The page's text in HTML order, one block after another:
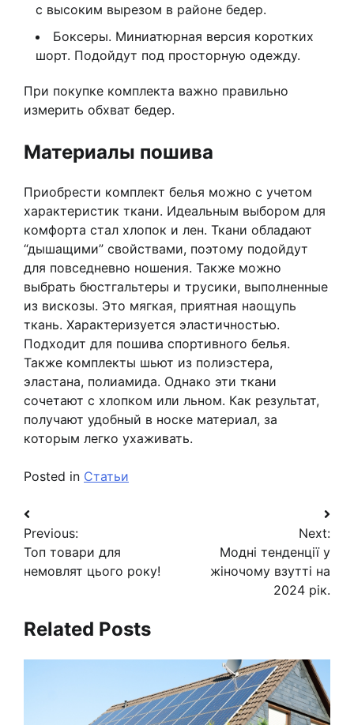
с высоким вырезом в районе бедер.
Боксеры. Миниатюрная версия коротких
шорт. Подойдут под просторную одежду.
При покупке комплекта важно правильно
измерить обхват бедер.
Материалы пошива
Приобрести комплект белья можно с учетом
характеристик ткани. Идеальным выбором для
комфорта стал хлопок и лен. Ткани обладают
“дышащими” свойствами, поэтому подойдут
для повседневно ношения. Также можно
выбрать бюстгальтеры и трусики, выполненные
из вискозы. Это мягкая, приятная наощупь
ткань. Характеризуется эластичностью.
Подходит для пошива спортивного белья.
Также комплекты шьют из полиэстера,
эластана, полиамида. Однако эти ткани
сочетают с хлопком или льном. Как результат,
получают удобный в носке материал, за
которым легко ухаживать.
Posted in Статьи
Навигация
по
записям
Previous:
Топ товари для
немовлят цього року!
Next:
Модні тенденції у
жіночому взутті на
2024 рік.
Related Posts